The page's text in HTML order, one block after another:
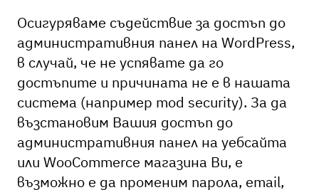
Осигуряваме съдействие за достъп до
административния панел на WordPress,
в случай, че не успявате да го
достъпите и причината не е в нашата
система (например mod security). За да
възстановим Вашия достъп до
административния панел на уебсайта
или WooCommerce магазина Ви, е
възможно е да променим парола, email,